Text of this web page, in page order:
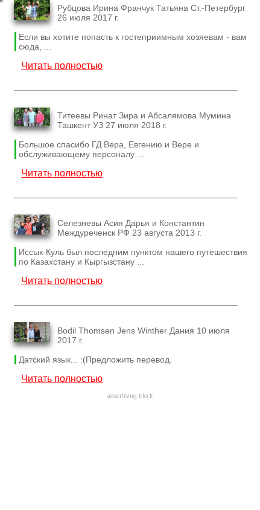
Рубцова Ирина Франчук Татьяна Ст.-Петербург
26 июля 2017 г.
Если вы хотите попасть к гостеприимным хозяевам - вам
сюда, ...
Читать полностью
Титеевы Ринат Зира и Абсалямова Мумина
Ташкент УЗ 27 июля 2018 г.
Большое спасибо ГД Вера, Евгению и Вере и
обслуживающему персоналу ...
Читать полностью
Селезневы Асия Дарья и Константин
Междуреченск РФ 23 августа 2013 г.
Иссык-Куль был последним пунктом нашего путешествия
по Казахстану и Кыргызстану ...
Читать полностью
Bodil Thomsen Jens Winther Дания 10 июля
2017 г.
Датский язык... :(Предложить перевод.
Читать полностью
advertising block